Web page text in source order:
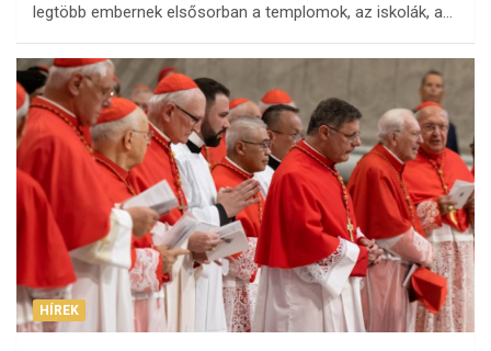
legtöbb embernek elsősorban a templomok, az iskolák, a…
HÍREK